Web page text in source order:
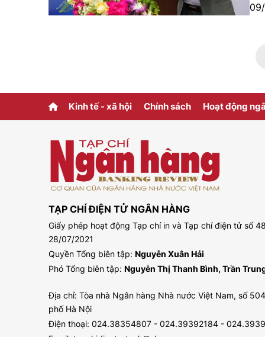
Kinh tế - xã hội Chính sách Hoạt động
TẠP CHÍ ĐIỆN TỬ NGÂN HÀNG
Giấy phép hoạt động Tạp chí in và Tạp chí điện tử số
28/07/2021
Quyền Tổng biên tập: Nguyễn Xuân Hải
Phó Tổng biên tập: Nguyễn Thị Thanh Bình, Trần
Địa chỉ: Tòa nhà Ngân hàng Nhà nước Việt Nam, số
phố Hà Nội
Điện thoại: 024.38354807 - 024.39392184 -